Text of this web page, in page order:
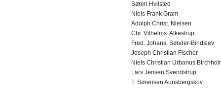
Søren Hvilsted
Niels Frank Gram
Adolph Christ. Nielsen
Chr. Vilhelms. Alkestrup
Fred. Johans. Sønder-Bindslev
Joseph Christian Fischer
Niels Christian Urbanus
Lars Jensen Svendstrup
T. Sørensen Aunsbergskov